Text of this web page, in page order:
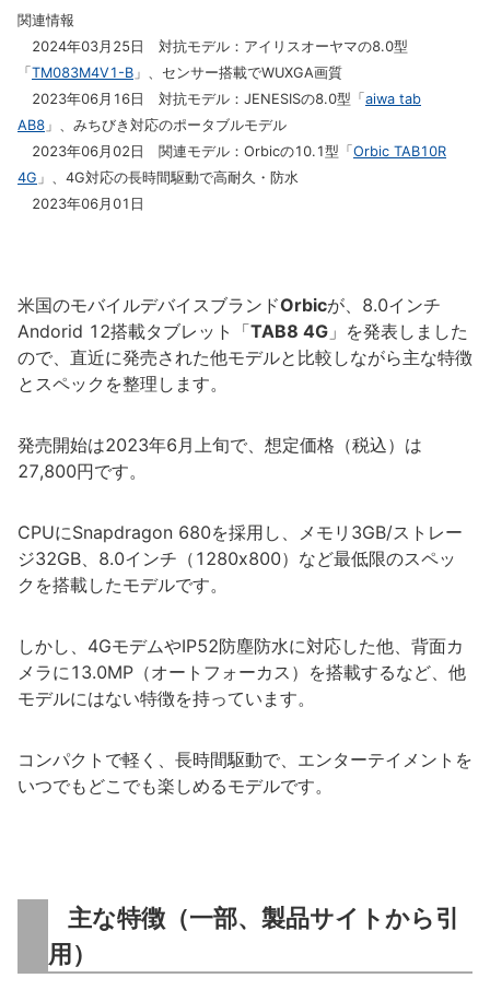
関連情報
2024年03月25日 対抗モデル：アイリスオーヤマの8.0型
「 TM083M4V1-B 」、センサー搭載でWUXGA画質
2023年06月16日 対抗モデル：JENESISの8.0型「 aiwa tab
AB8 」、みちびき対応のポータブルモデル
2023年06月02日 関連モデル：Orbicの10.1型「 Orbic TAB10R
4G 」、4G対応の長時間駆動で高耐久・防水
2023年06月01日
米国のモバイルデバイスブランドOrbicが、8.0インチ
Andorid 12搭載タブレット「TAB8 4G 」を発表しました
ので、直近に発売された他モデルと比較しながら主な特徴
とスペックを整理します。
発売開始は2023年6月上旬で、想定価格（税込）は
27,800円です。
CPUにSnapdragon 680を採用し、メモリ3GB/ストレー
ジ32GB、8.0インチ（1280x800）など最低限のスペッ
クを搭載したモデルです。
しかし、4GモデムやIP52防塵防水に対応した他、背面カ
メラに13.0MP（オートフォーカス）を搭載するなど、他
モデルにはない特徴を持っています。
コンパクトで軽く、長時間駆動で、エンターテイメントを
いつでもどこでも楽しめるモデルです。
主な特徴（一部、製品サイトから引
用）